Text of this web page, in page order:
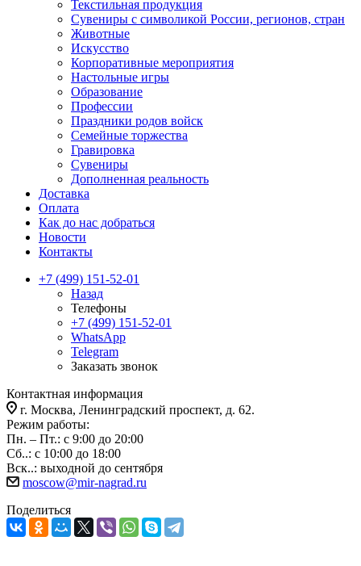
Текстильная продукция
Сувениры с символикой России, регионов, стран
Животные
Искусство
Корпоративные мероприятия
Настольные игры
Образование
Профессии
Праздники родов войск
Семейные торжества
Гравировка
Сувениры
Дополненная реальность
Доставка
Оплата
Как до нас добраться
Новости
Контакты
+7 (499) 151-52-01
Назад
Телефоны
+7 (499) 151-52-01
WhatsApp
Telegram
Заказать звонок
Контактная информация
г. Москва, Ленинградский проспект, д. 62.
Режим работы:
Пн. – Пт.: с 9:00 до 20:00
Сб..: с 10:00 до 18:00
Вск..: выходной до сентября
moscow@mir-nagrad.ru
Поделиться